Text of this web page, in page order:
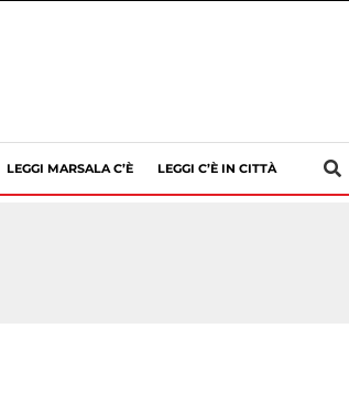
LEGGI MARSALA C’È LEGGI C’È IN CITTÀ